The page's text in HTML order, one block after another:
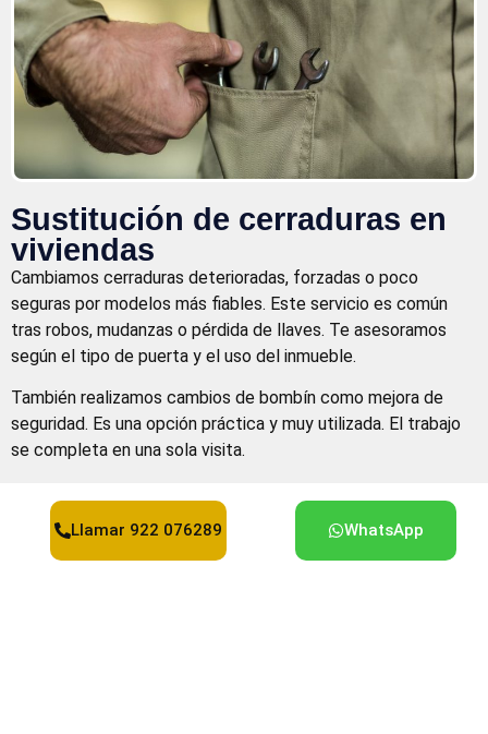
Sustitución de cerraduras en
viviendas
Cambiamos cerraduras deterioradas, forzadas o poco
seguras por modelos más fiables. Este servicio es común
tras robos, mudanzas o pérdida de llaves. Te asesoramos
según el tipo de puerta y el uso del inmueble.
También realizamos cambios de bombín como mejora de
seguridad. Es una opción práctica y muy utilizada. El trabajo
se completa en una sola visita.
Llamar 922 076289 WhatsApp